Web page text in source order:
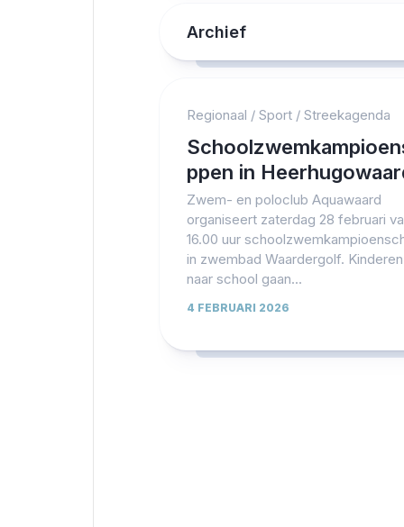
Archief
Regionaal / Sport / Streekagenda
ppen in
Zwem- en poloclub Aquawaard
organiseert zaterdag 28 februari
16.00 uur
in zwembad Waardergolf.
naar school gaan...
4 FEBRUARI 2026